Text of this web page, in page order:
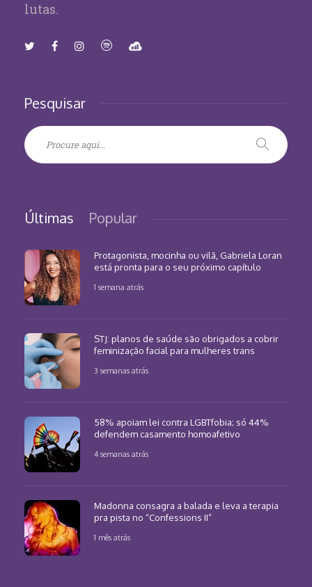
lutas.
Pesquisar
Últimas Popular
Protagonista, mocinha ou vilã, Gabriela Loran
está pronta para o seu próximo capítulo
1 semana atrás
STJ: planos de saúde são obrigados a cobrir
feminização facial para mulheres trans
3 semanas atrás
58% apoiam lei contra LGBTfobia; só 44%
defendem casamento homoafetivo
4 semanas atrás
Madonna consagra a balada e leva a terapia
pra pista no “Confessions II”
1 mês atrás